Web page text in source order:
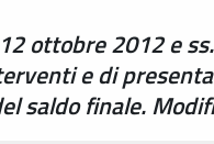
ottobre 2012 e
e di
saldo finale.